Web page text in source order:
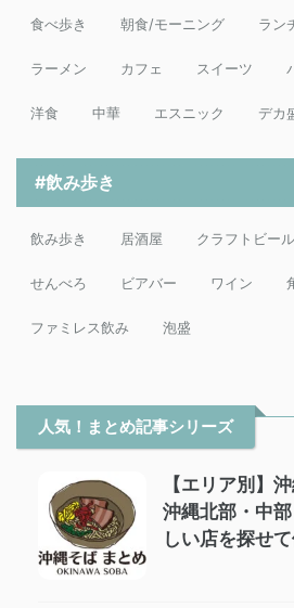
食べ歩き 朝食/モーニング ラン
ラーメン カフェ スイーツ
洋食 中華 エスニック デカ
#飲み歩き
飲み歩き 居酒屋 クラフトビール
せんべろ ビアバー ワイン
ファミレス飲み 泡盛
人気！まとめ記事シリーズ
【エリア別】
沖縄北部・中
しい店を探せて